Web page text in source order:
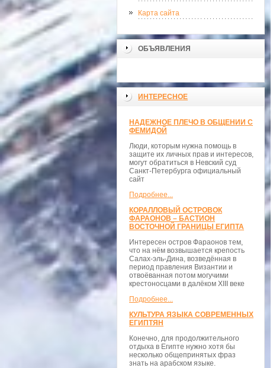
Карта сайта
ОБЪЯВЛЕНИЯ
ИНТЕРЕСНОЕ
НАДЕЖНОЕ ПЛЕЧО В ОБЩЕНИИ С
ФЕМИДОЙ
Люди, которым нужна помощь в
защите их личных прав и интересов,
могут обратиться в Невский суд
Санкт-Петербурга официальный
сайт
Подробнее...
КОРАЛЛОВЫЙ ОСТРОВОК
ФАРАОНОВ – БАСТИОН
ВОСТОЧНОЙ ГРАНИЦЫ ЕГИПТА
Интересен остров Фараонов тем,
что на нём возвышается крепость
Салах-эль-Дина, возведённая в
период правления Византии и
отвоёванная потом могучими
крестоносцами в далёком XIII веке
Подробнее...
КУЛЬТУРА ЯЗЫКА СОВРЕМЕННЫХ
ЕГИПТЯН
Конечно, для продолжительного
отдыха в Египте нужно хотя бы
несколько общепринятых фраз
знать на арабском языке.